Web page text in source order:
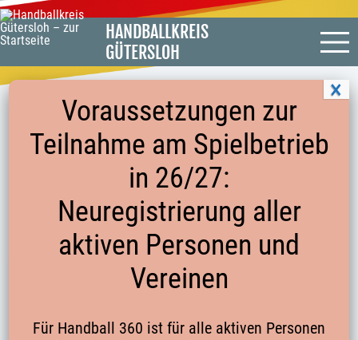
HANDBALLKREIS
GÜTERSLOH
BEVORSTEHENDER SCHIEDSRICHTER-
LEHRABEND AM 27.03.20 WIRD BIS
AUF WEITERES VERSCHOBEN!
Liebe Schiedsrichterinnen und Schiedsrichter,
Lehrabend am 27. März 2020 bis auf weiteres
Voraussetzungen zur
Teilnahme am Spielbetrieb
in 26/27:
Neuregistrierung aller
aktiven Personen und
Vereinen
Für Handball 360 ist für alle aktiven Personen